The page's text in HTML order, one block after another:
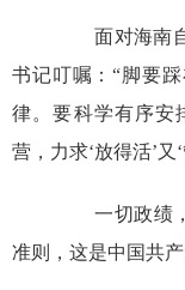
面对海南自
书记叮嘱：“脚要
律。要科学有序安
营，力求‘放得活’又
一切政绩，
准则，这是中国共